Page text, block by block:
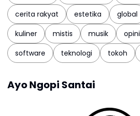
cerita rakyat
estetika global
kuliner
mistis musik opini
software
teknologi tokoh
Ayo Ngopi Santai